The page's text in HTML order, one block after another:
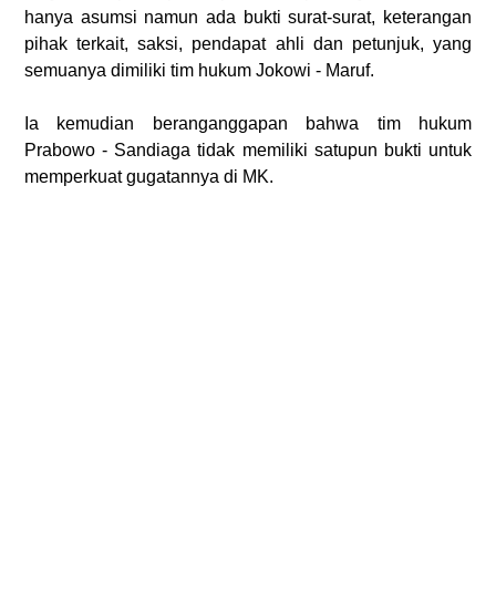
hanya asumsi namun ada bukti surat-surat, keterangan
pihak terkait, saksi, pendapat ahli dan petunjuk, yang
semuanya dimiliki tim hukum Jokowi - Maruf.
Ia kemudian beranganggapan bahwa tim hukum
Prabowo - Sandiaga tidak memiliki satupun bukti untuk
memperkuat gugatannya di MK.